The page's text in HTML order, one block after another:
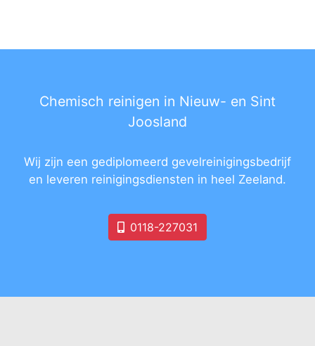
Chemisch reinigen in Nieuw- en Sint
Joosland
Wij zijn een gediplomeerd gevelreinigingsbedrijf
en leveren reinigingsdiensten in heel Zeeland.
0118-227031